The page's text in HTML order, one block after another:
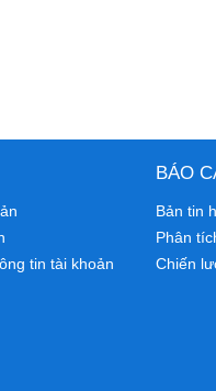
tin tài khoản
BÁO
Bản tin
Phân
Chiến